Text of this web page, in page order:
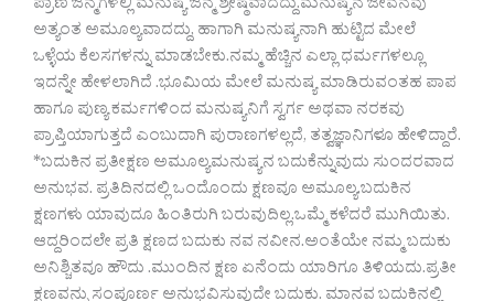
ಪ್ರಾಣಿ ಜನ್ಮಗಳಲ್ಲಿ ಮನುಷ್ಯ ಜನ್ಮ ಶ್ರೇಷ್ಠವಾದದ್ದು.ಮನುಷ್ಯನ ಜೀವನವು
ಅತ್ಯಂತ ಅಮೂಲ್ಯವಾದದ್ದು, ಹಾಗಾಗಿ ಮನುಷ್ಯನಾಗಿ ಹುಟ್ಟಿದ ಮೇಲೆ
ಒಳ್ಳೆಯ ಕೆಲಸಗಳನ್ನು ಮಾಡಬೇಕು.ನಮ್ಮ ಹೆಚ್ಚಿನ ಎಲ್ಲಾ ಧರ್ಮಗಳಲ್ಲೂ
ಇದನ್ನೇ ಹೇಳಲಾಗಿದೆ .ಭೂಮಿಯ ಮೇಲೆ ಮನುಷ್ಯ ಮಾಡಿರುವಂತಹ ಪಾಪ
ಹಾಗೂ ಪುಣ್ಯ ಕರ್ಮಗಳಿಂದ ಮನುಷ್ಯನಿಗೆ ಸ್ವರ್ಗ ಅಥವಾ ನರಕವು
ಪ್ರಾಪ್ತಿಯಾಗುತ್ತದೆ ಎಂಬುದಾಗಿ ಪುರಾಣಗಳಲ್ಲದೆ, ತತ್ವಜ್ಞಾನಿಗಳೂ ಹೇಳಿದ್ದಾರೆ.
*ಬದುಕಿನ ಪ್ರತೀಕ್ಷಣ ಅಮೂಲ್ಯಮನುಷ್ಯನ ಬದುಕೆನ್ನುವುದು ಸುಂದರವಾದ
ಅನುಭವ. ಪ್ರತಿದಿನದಲ್ಲಿ ಒಂದೊಂದು ಕ್ಷಣವೂ ಅಮೂಲ್ಯ.ಬದುಕಿನ
ಕ್ಷಣಗಳು ಯಾವುದೂ ಹಿಂತಿರುಗಿ ಬರುವುದಿಲ್ಲ.ಒಮ್ಮೆ ಕಳೆದರೆ ಮುಗಿಯಿತು.
ಆದ್ದರಿಂದಲೇ ಪ್ರತಿ ಕ್ಷಣದ ಬದುಕು ನವ ನವೀನ.ಅಂತೆಯೇ ನಮ್ಮ ಬದುಕು
ಅನಿಶ್ಚಿತವೂ ಹೌದು .ಮುಂದಿನ ಕ್ಷಣ ಏನೆಂದು ಯಾರಿಗೂ ತಿಳಿಯದು.ಪ್ರತೀ